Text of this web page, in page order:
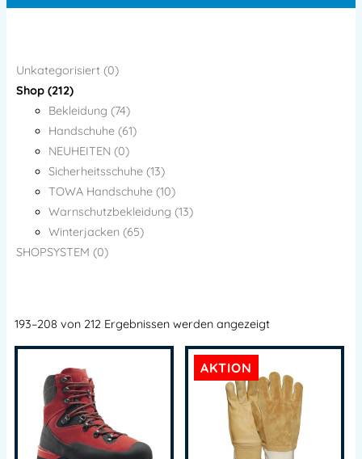
Unkategorisiert (0)
Shop (212)
Bekleidung (74)
Handschuhe (61)
NEUHEITEN (0)
Sicherheitsschuhe (13)
TOWA Handschuhe (10)
Warnschutzbekleidung (13)
Winterjacken (65)
SHOPSYSTEM (0)
193–208 von 212 Ergebnissen werden angezeigt
AKTION